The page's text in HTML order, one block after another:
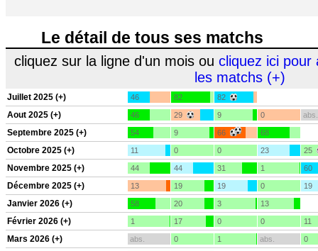
Le détail de tous ses matchs
cliquez sur la ligne d'un mois ou cliquez ici pour
les matchs (+)
Juillet 2025 (+) 46 82 82
Aout 2025 (+) 46 29 9 0 abs.
Septembre 2025 (+) 54 9 66 68
Octobre 2025 (+) 11 0 0 23 25
Novembre 2025 (+) 44 44 31 1 60
Décembre 2025 (+) 13 19 19 0 19
Janvier 2026 (+) 58 20 3 13
Février 2026 (+) 1 17 0 0 11
Mars 2026 (+) abs. 0 1 abs. 0